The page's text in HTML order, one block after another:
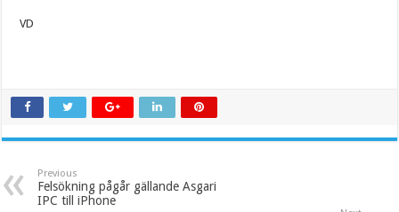
VD
Previous
Felsökning pågår gällande Asgari
IPC till iPhone